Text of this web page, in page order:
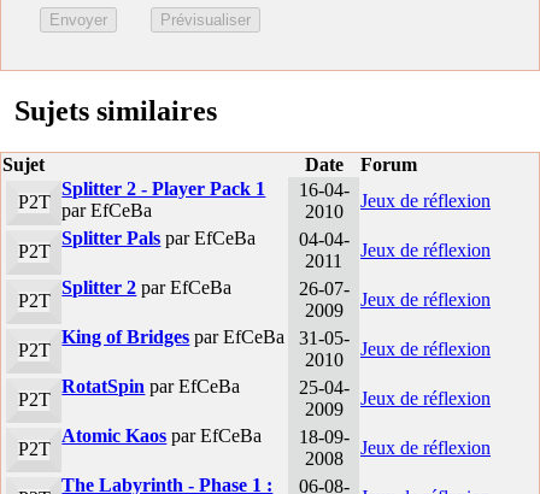
Sujets similaires
Sujet Date
Forum
P2T
Splitter 2 - Player Pack 1
par EfCeBa
16-04-
2010
Jeux de réflexion
P2T
Splitter Pals par EfCeBa
04-04-
2011
Jeux de réflexion
P2T
Splitter 2 par EfCeBa
26-07-
2009
Jeux de réflexion
P2T
King of Bridges par EfCeBa
31-05-
2010
Jeux de réflexion
P2T
RotatSpin par EfCeBa
25-04-
2009
Jeux de réflexion
P2T
Atomic Kaos par EfCeBa
18-09-
2008
Jeux de réflexion
The Labyrinth - Phase 1 :
06-08-